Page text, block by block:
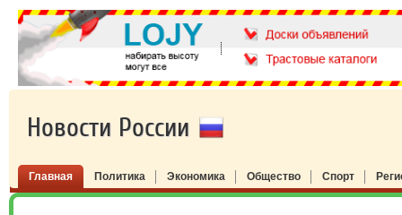
Новости России
Главная Политика Экономика Общество Спорт